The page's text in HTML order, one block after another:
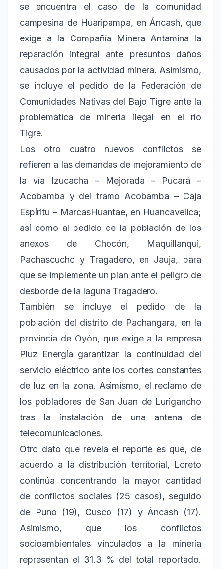
se encuentra el caso de la comunidad
campesina de Huaripampa, en Áncash, que
exige a la Compañía Minera Antamina la
reparación integral ante presuntos daños
causados por la actividad minera. Asimismo,
se incluye el pedido de la Federación de
Comunidades Nativas del Bajo Tigre ante la
problemática de minería ilegal en el río
Tigre.
Los otro cuatro nuevos conflictos se
refieren a las demandas de mejoramiento de
la vía Izucacha – Mejorada – Pucará –
Acobamba y del tramo Acobamba – Caja
Espíritu – MarcasHuantae, en Huancavelica;
así como al pedido de la población de los
anexos de Chocón, Maquillanqui,
Pachascucho y Tragadero, en Jauja, para
que se implemente un plan ante el peligro de
desborde de la laguna Tragadero.
También se incluye el pedido de la
población del distrito de Pachangara, en la
provincia de Oyón, que exige a la empresa
Pluz Energía garantizar la continuidad del
servicio eléctrico ante los cortes constantes
de luz en la zona. Asimismo, el reclamo de
los pobladores de San Juan de Lurigancho
tras la instalación de una antena de
telecomunicaciones.
Otro dato que revela el reporte es que, de
acuerdo a la distribución territorial, Loreto
continúa concentrando la mayor cantidad
de conflictos sociales (25 casos), seguido
de Puno (19), Cusco (17) y Áncash (17).
Asimismo, que los conflictos
socioambientales vinculados a la minería
representan el 31.3 % del total reportado.